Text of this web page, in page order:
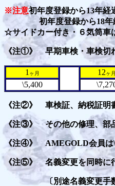
※注意初年度登録から13年経
初年度登録から18年経過
☆サイドカー付き・６気筒車
《注①》 早期車検・車検切
1 ヶ月 12ヶ月
\5,400
《注②》 車検証、納税証明
《注③》 その他の修理、部
《注④》 AMEGOLD会員は
《注⑤》 名義変更を同時に
〔別途名義変更手数料